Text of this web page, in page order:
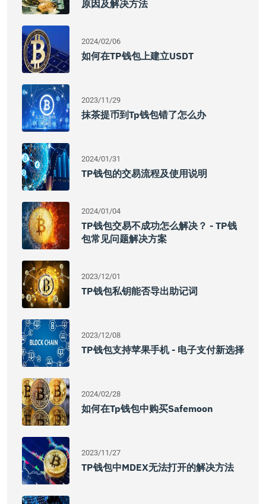
原因及解决方法
2024/02/06
如何在TP钱包上建立USDT
2023/11/29
抹茶提币到tp钱包错了怎么办
2024/01/31
TP钱包的交易流程及使用说明
2024/01/04
TP钱包交易不成功怎么解决？ - TP钱
包常见问题解决方案
2023/12/01
TP钱包私钥能否导出助记词
2023/12/08
TP钱包支持苹果手机 - 电子支付新选择
2024/02/28
如何在tp钱包中购买safemoon
2023/11/27
TP钱包中MDEX无法打开的解决方法